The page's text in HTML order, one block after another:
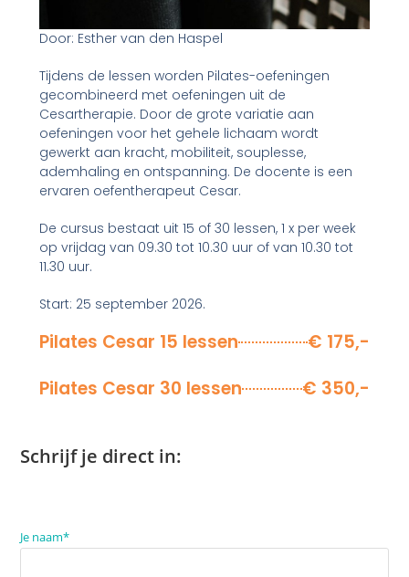
Door: Esther van den Haspel
Tijdens de lessen worden Pilates-oefeningen
gecombineerd met oefeningen uit de
Cesartherapie. Door de grote variatie aan
oefeningen voor het gehele lichaam wordt
gewerkt aan kracht, mobiliteit, souplesse,
ademhaling en ontspanning. De docente is een
ervaren oefentherapeut Cesar.
De cursus bestaat uit 15 of 30 lessen, 1 x per week
op vrijdag van 09.30 tot 10.30 uur of van 10.30 tot
11.30 uur.
Start: 25 september 2026.
Pilates Cesar 15 lessen
€ 175,-
Pilates Cesar 30 lessen
€ 350,-
Schrijf je direct in:
Je naam*